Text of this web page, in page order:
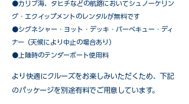
●カリブ海、タヒチなどの航路においてシュノーケリン
グ・エクイップメントのレンタルが無料です
​●シグネシャー・ヨット・デッキ・バーベキュー・ディ
ナー（天候により中止の場合あり）
●上陸時のテンダーボート使用料
​より快適にクルーズをお楽しみいただくため、下記
のパッケージを別途有料でご用意しています。​